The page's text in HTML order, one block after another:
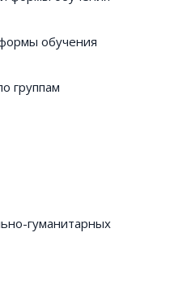
обучения
группам
гуманитарных